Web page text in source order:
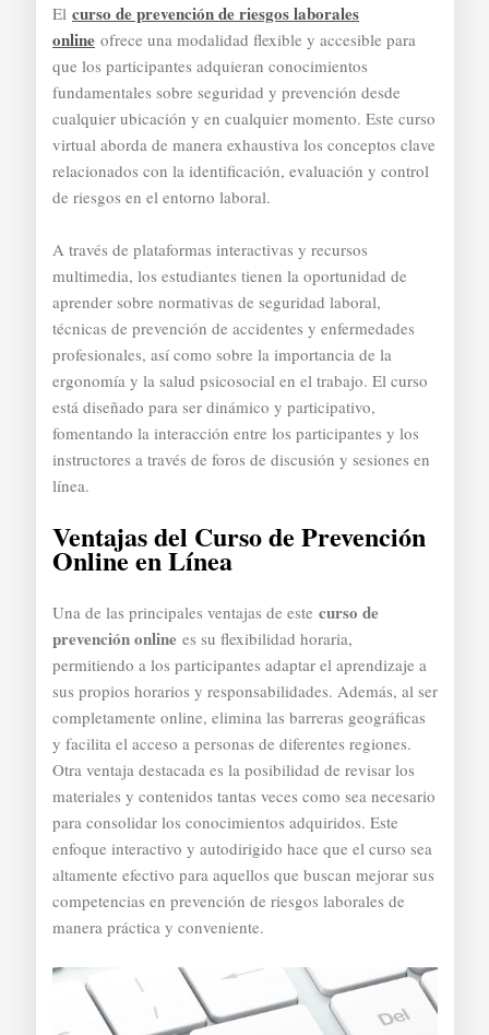
El curso de prevención de riesgos laborales
online ofrece una modalidad flexible y accesible para
que los participantes adquieran conocimientos
fundamentales sobre seguridad y prevención desde
cualquier ubicación y en cualquier momento. Este curso
virtual aborda de manera exhaustiva los conceptos clave
relacionados con la identificación, evaluación y control
de riesgos en el entorno laboral.
A través de plataformas interactivas y recursos
multimedia, los estudiantes tienen la oportunidad de
aprender sobre normativas de seguridad laboral,
técnicas de prevención de accidentes y enfermedades
profesionales, así como sobre la importancia de la
ergonomía y la salud psicosocial en el trabajo. El curso
está diseñado para ser dinámico y participativo,
fomentando la interacción entre los participantes y los
instructores a través de foros de discusión y sesiones en
línea.
Ventajas del Curso de Prevención
Online en Línea
Una de las principales ventajas de este curso de
prevención online es su flexibilidad horaria,
permitiendo a los participantes adaptar el aprendizaje a
sus propios horarios y responsabilidades. Además, al ser
completamente online, elimina las barreras geográficas
y facilita el acceso a personas de diferentes regiones.
Otra ventaja destacada es la posibilidad de revisar los
materiales y contenidos tantas veces como sea necesario
para consolidar los conocimientos adquiridos. Este
enfoque interactivo y autodirigido hace que el curso sea
altamente efectivo para aquellos que buscan mejorar sus
competencias en prevención de riesgos laborales de
manera práctica y conveniente.